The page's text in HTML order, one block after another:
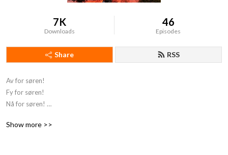
7K
Downloads
46
Episodes
Share RSS
Av for søren!
Fy for søren!
Nå for søren!
Show more >>